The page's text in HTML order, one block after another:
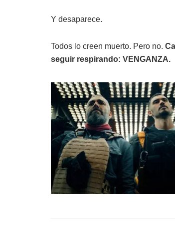
Y desaparece.
Todos lo creen muerto. Pero no.
seguir respirando: VENGANZA.